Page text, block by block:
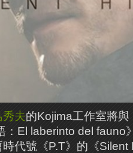
秀夫的Kojima工作室將
：El laberinto del fauno
代號《P.T》的《